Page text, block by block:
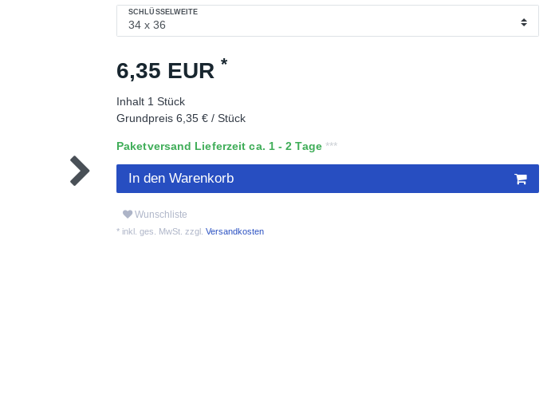
SCHLÜSSELWEITE
6,35 EUR *
Inhalt 1 Stück
Grundpreis 6,35 € / Stück
Paketversand Lieferzeit ca. 1 - 2 Tage
In den Warenkorb
Wunschliste
* inkl. ges. MwSt. zzgl. Versandkosten